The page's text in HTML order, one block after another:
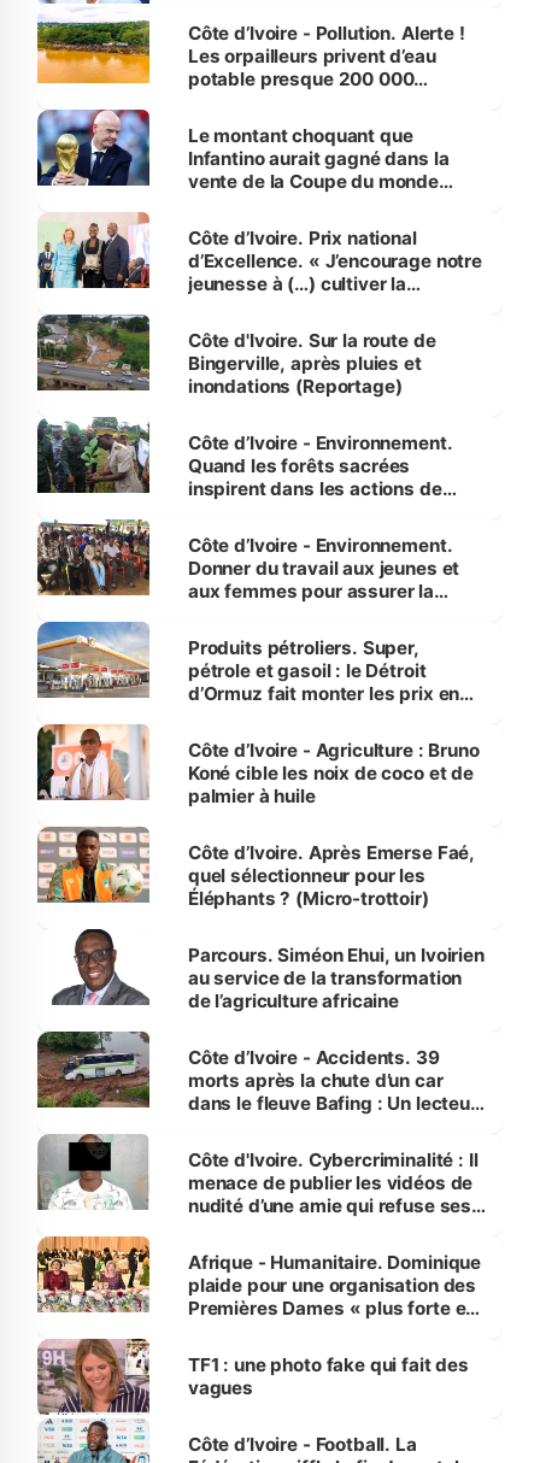
Côte d’Ivoire - Pollution. Alerte !
Les orpailleurs privent d’eau
potable presque 200 000
Le montant choquant que
Infantino aurait gagné dans la
vente de la Coupe du monde
Côte d’Ivoire. Prix national
d’Excellence. « J’encourage notre
jeunesse à (…) cultiver la
(Alassane Ouattara
Côte d'Ivoire. Sur la route de
Bingerville, après pluies et
inondations (Reportage)
Côte d’Ivoire - Environnement.
Quand les forêts sacrées
inspirent dans les actions de
Côte d’Ivoire - Environnement.
Donner du travail aux jeunes et
aux femmes pour assurer la
menacées
Produits pétroliers. Super,
pétrole et gasoil : le Détroit
d’Ormuz fait monter les prix en
Côte d’Ivoire - Agriculture : Bruno
Koné cible les noix de coco et de
palmier à huile
Côte d’Ivoire. Après Emerse Faé,
quel sélectionneur pour les
Éléphants ? (Micro-trottoir)
Parcours. Siméon Ehui, un Ivoirien
au service de la transformation
de l’agriculture africaine
Côte d’Ivoire - Accidents. 39
morts après la chute d’un car
dans le fleuve Bafing : Un lecteur
des Transports
Côte d'Ivoire. Cybercriminalité : Il
menace de publier les vidéos de
nudité d’une amie qui refuse ses
Afrique - Humanitaire. Dominique
plaide pour une organisation des
Premières Dames « plus forte et
sur la scène internationale »
TF1 : une photo fake qui fait des
vagues
Côte d’Ivoire - Football. La